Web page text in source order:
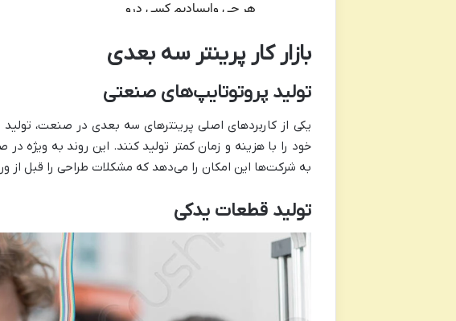
بازار کار پرینتر سه بعدی
تولید پروتوتایپ‌های صنعتی
یکی از کاربرد‌های اصلی پرینتر‌های سه بعدی در صنعت،
خود را با هزینه و زمان کمتر تولید کنند. این روند به ویژه در
به شرکت‌ها این امکان را می‌دهد که مشکلات طراحی را قبل از
تولید قطعات یدکی